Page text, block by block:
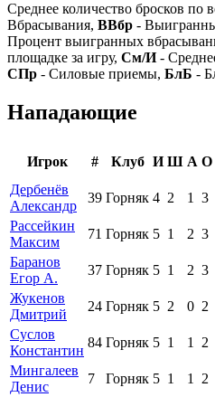
Среднее количество бросков по
Вбрасывания, ВВбр -
Процент выигранных
площадке за игру, См/И-
СПр - Силовые приемы, БлБ -
Нападающие
Игрок # Клуб И Ш А О
Дербенёв
Александр
39 Горняк 4 2 1 3
Рассейкин
Максим
71 Горняк 5 1 2 3
Баранов
Егор А.
37 Горняк 5 1 2 3
Жукенов
Дмитрий
24 Горняк 5 2 0 2
Суслов
Константин
84 Горняк 5 1 1 2
Мингалеев
Денис
7 Горняк 5 1 1 2